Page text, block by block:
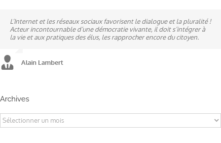
L’Internet et les réseaux sociaux favorisent le dialogue et la pluralité !
Acteur incontournable d’une démocratie vivante, il doit s’intégrer à
la vie et aux pratiques des élus, les rapprocher encore du citoyen.
Alain Lambert
Ne pas subir, mais construire son destin, telle est la philosophie qui
n’a cessé de mobiliser la ville d’Alençon, son agglomération et ses
élus.
Alain Lambert
A mes yeux, la politique est synonyme de service : un sénateur doit
être au service des élus et des communes comme un maire sait si bien
l’être au service des habitants.
Alain Lambert
Archives
Archives